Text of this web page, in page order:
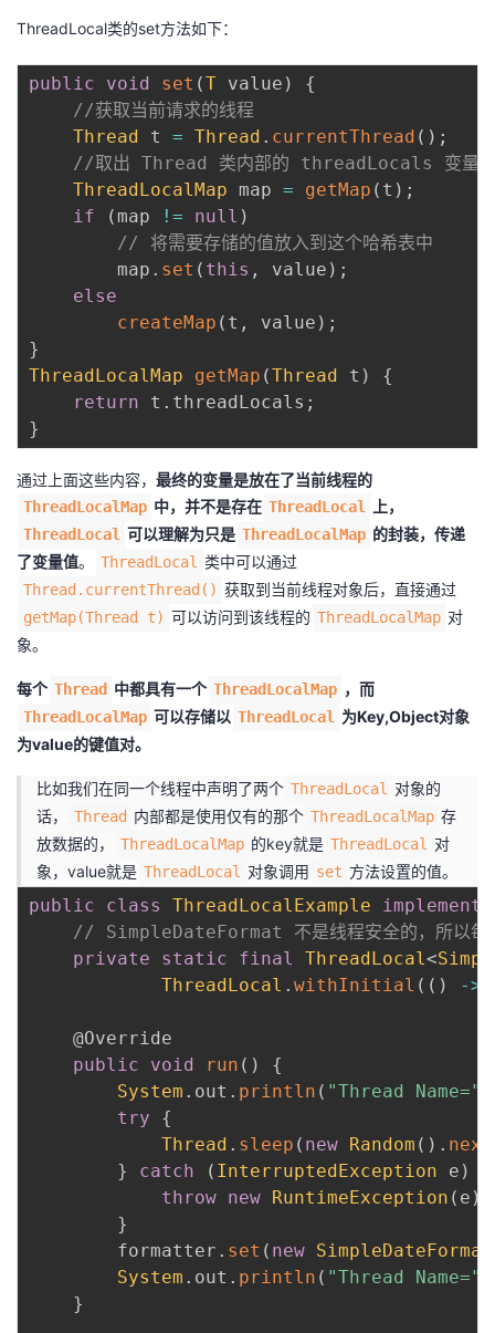
学
堂
持
我
ThreadLocal类的set方法如下：
public void set (T value )
{
//获取当前请求的线程
Thread t = Thread . currentThread ( ) ;
//取出 Thread 类内部的 threadLocals 变量(
ThreadLocalMap map = getMap ( t ) ;
if
( map != null )
// 将需要存储的值放入到这个哈希表中
        map
. set ( this , value ) ;
else
createMap ( t , value ) ;
}
ThreadLocalMap
getMap (Thread t )
{
return t . threadLocals ;
}
通过上面这些内容， 最终的变量是放在了当前线程的
ThreadLocalMap 中，并不是存在 ThreadLocal 上，
ThreadLocal 可以理解为只是 ThreadLocalMap 的封装，传递
了变量值。 ThreadLocal 类中可以通过
Thread.currentThread() 获取到当前线程对象后，直接通过
getMap(Thread t) 可以访问到该线程的 ThreadLocalMap 对
象。
每个 Thread 中都具有一个 ThreadLocalMap ，而
ThreadLocalMap 可以存储以 ThreadLocal
为Key,Object对象
为value的键值对。
比如我们在同一个线程中声明了两个 ThreadLocal
对象的
话，
Thread 内部都是使用仅有的那个 ThreadLocalMap 存
放数据的，
ThreadLocalMap 的key就是 ThreadLocal
对
象，value就是 ThreadLocal 对象调用 set 方法设置的值。
public class ThreadLocalExample
implements
// SimpleDateFormat 不是线程安全的，所以每
private
static final ThreadLocal <
ThreadLocal . withInitial ( ( ) ->
@Override
public
void run ( )
{
System . out . println ( "Thread Name="
try
{
Thread . sleep ( new Random ( ) .
}
catch ( InterruptedException e )
throw new RuntimeException ( e )
}
        formatter
. set ( new SimpleDateFormat
System . out . println ( "Thread Name="
}